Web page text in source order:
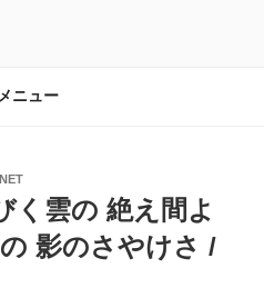
メニュー
く雲の 絶え間よ
影のさやけさ /